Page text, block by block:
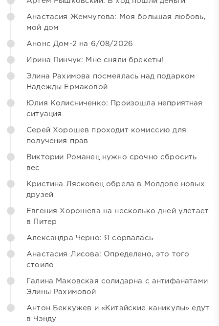
Анастасия Жемчугова: Моя большая любовь,
мой дом
Анонс Дом-2 на 6/08/2026
Ирина Пинчук: Мне сняли брекеты!
Элина Рахимова посмеялась над подарком
Надежды Ермаковой
Юлия Колисниченко: Произошла неприятная
ситуация
Серей Хорошев проходит комиссию для
получения прав
Виктории Романец нужно срочно сбросить
вес
Кристина Лясковец обрела в Молдове новых
друзей
Евгения Хорошева на несколько дней улетает
в Питер
Александра Черно: Я сорвалась
Анастасия Лисова: Определено, это того
стоило
Галина Маковская солидарна с антифанатами
Элины Рахимовой
Антон Беккужев и «Китайские каникулы» едут
в Чэнду